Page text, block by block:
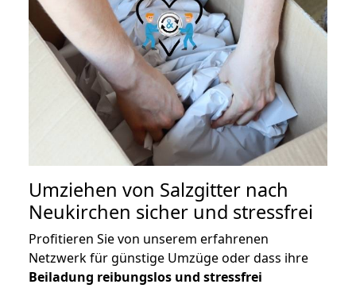
Umziehen von Salzgitter nach
Neukirchen sicher und stressfrei
Profitieren Sie von unserem erfahrenen
Netzwerk für günstige Umzüge oder dass ihre
Beiladung reibungslos und stressfrei